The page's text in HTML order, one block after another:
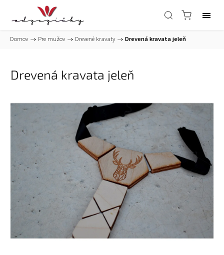
Domov / Pre mužov / Drevené kravaty / Drevená kravata jeleň
Drevená kravata jeleň